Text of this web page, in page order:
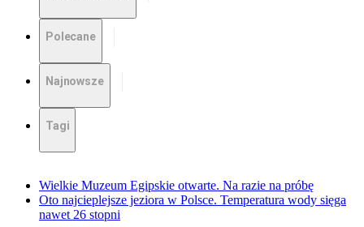
Polecane
Najnowsze
Tagi
Wielkie Muzeum Egipskie otwarte. Na razie na próbę
Oto najcieplejsze jeziora w Polsce. Temperatura wody sięga
nawet 26 stopni